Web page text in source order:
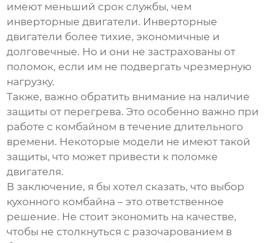
имеют меньший срок службы, чем
инверторные двигатели. Инверторные
двигатели более тихие, экономичные и
долговечные. Но и они не застрахованы от
поломок, если им не подвергать чрезмерную
нагрузку.
Также, важно обратить внимание на наличие
защиты от перегрева. Это особенно важно при
работе с комбайном в течение длительного
времени. Некоторые модели не имеют такой
защиты, что может привести к поломке
двигателя.
В заключение, я бы хотел сказать, что выбор
кухонного комбайна – это ответственное
решение. Не стоит экономить на качестве,
чтобы не столкнуться с разочарованием в